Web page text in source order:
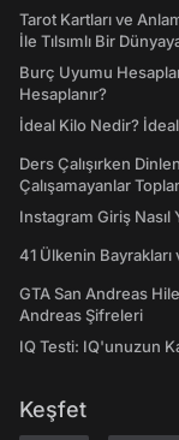
Tarot Kartları ve
İle Tılsımlı Bir
Burç Uyumu
Hesaplanır?
İdeal Kilo Nedir? İdeal
Ders Çalışırken
Çalışamayanlar
Instagram Giriş Nasıl
41 Ülkenin Bayrakları
GTA San Andreas
Andreas Şifreleri
IQ Testi: IQ'unuzun
Keşfet